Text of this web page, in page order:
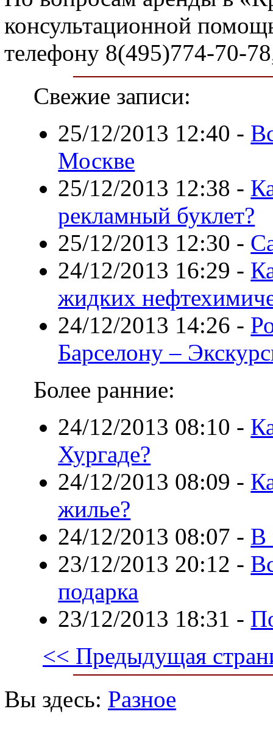
консультационной
телефону 8(495)774-70-
Свежие записи:
25/12/2013 12:40 -
Москве
25/12/2013 12:38 -
рекламный буклет?
25/12/2013 12:30 -
24/12/2013 16:29 -
жидких
24/12/2013 14:26 -
Барселону –
Более ранние:
24/12/2013 08:10 -
Хургаде?
24/12/2013 08:09 -
жилье?
24/12/2013 08:07 - В
23/12/2013 20:12 -
подарка
23/12/2013 18:31 -
<< Предыдущая
Вы здесь: Разное